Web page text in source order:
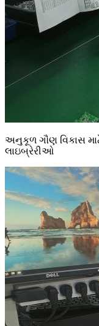
અનુકૂળ ગૌણ વિકાસ
લાઇબ્રેરીઓ